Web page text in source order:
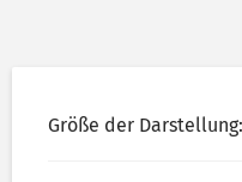
Größe der Darstellung: